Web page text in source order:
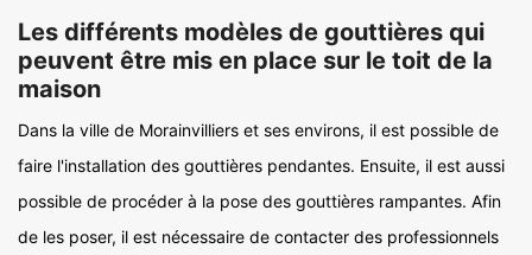
Les différents modèles de gouttières qui
peuvent être mis en place sur le toit de la
maison
Dans la ville de Morainvilliers et ses environs, il est possible de
faire l'installation des gouttières pendantes. Ensuite, il est aussi
possible de procéder à la pose des gouttières rampantes. Afin
de les poser, il est nécessaire de contacter des professionnels